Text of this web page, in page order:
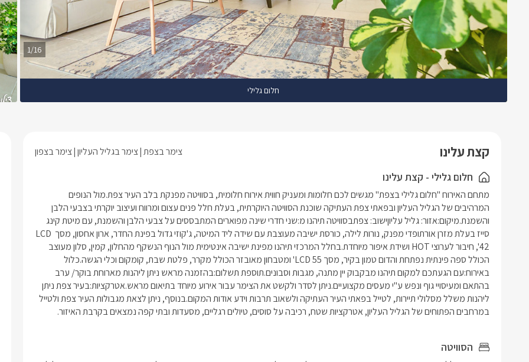
1/16
חלום גלילי
קצת עלינו צימר בצפת צימר בגליל העליון צימר בצפון
חלום גלילי - קצת עלינו
סייז בעלת מזרן אורתופדי מפנק, נורות לילה, כורסת ישיבה מעוצבת עם שידה ליד המיטה, ג'קוזי גדול בפינת החדר, ארון אחסון, מסך LCD
במרחבים הפתוחים של הגליל העליון, אטרקציות שטח, רכיבה על סוסים, טיולים רגליים, מסעדות ובתי קפה נמצאים בקרבת האיזור.
הסוויטה